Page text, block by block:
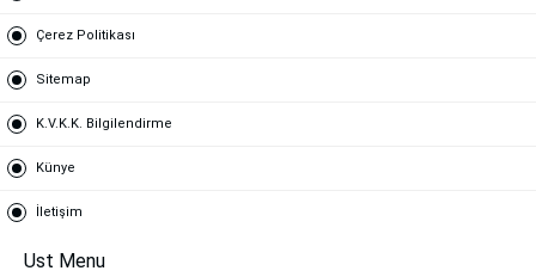
Çerez Politikası
Sitemap
K.V.K.K. Bilgilendirme
Künye
İletişim
Ust Menu